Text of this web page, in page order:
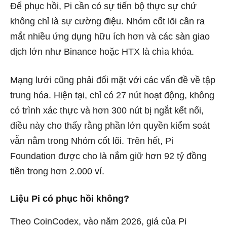
Để phục hồi, Pi cần có sự tiến bộ thực sự chứ
không chỉ là sự cường điệu. Nhóm cốt lõi cần ra
mắt nhiều ứng dụng hữu ích hơn và các sàn giao
dịch lớn như Binance hoặc HTX là chìa khóa.
Mạng lưới cũng phải đối mặt với các vấn đề về tập
trung hóa. Hiện tại, chỉ có 27 nút hoạt động, không
có trình xác thực và hơn 300 nút bị ngắt kết nối,
điều này cho thấy rằng phần lớn quyền kiểm soát
vẫn nằm trong Nhóm cốt lõi. Trên hết, Pi
Foundation được cho là nắm giữ hơn 92 tỷ đồng
tiền trong hơn 2.000 ví.
Liệu Pi có phục hồi không?
Theo CoinCodex, vào năm 2026, giá của Pi